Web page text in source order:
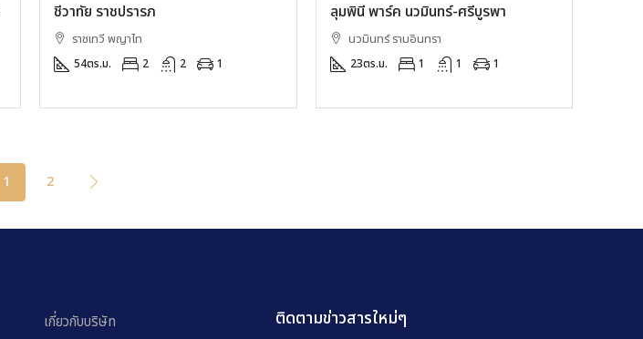
ชีวาทัย ราชปรารภ
ราชเทวี พญาไท
54ตร.ม. 2 2 1
ลุมพินี พาร์ค นวมินทร์-ศรีบูรพา
นวมินทร์ รามอินทรา
23ตร.ม. 1 1 1
1 2
เกี่ยวกับบริษัท
ติดตามข่าวสารใหม่ๆ